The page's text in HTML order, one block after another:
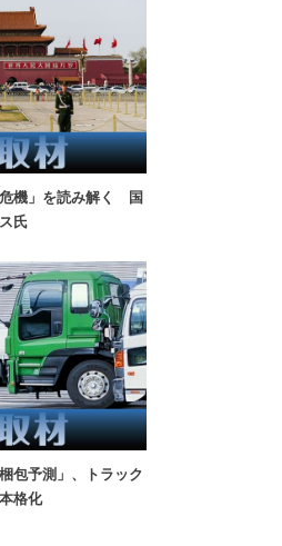
危機」を読み解く 国
氏
包予測」、トラック
格化